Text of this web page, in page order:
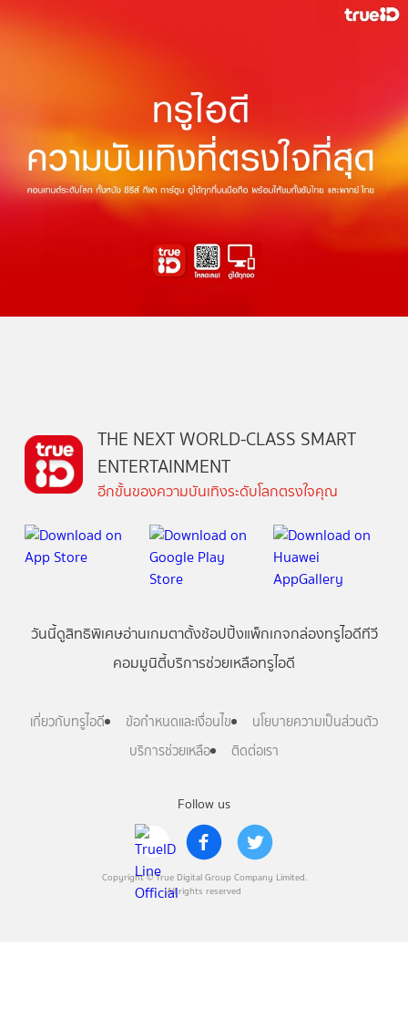
Follow us
Copyright © True Digital Group Company Limited.
All rights reserved
THE NEXT WORLD-CLASS SMART
ENTERTAINMENT
อีกขั้นของความบันเทิงระดับโลกตรงใจคุณ
วันนี้ดูสิทธิพิเศษอ่านเกมตาตั้งช้อปปิ้งแพ็กเกจกล่องทรูไอดีทีวี
คอมมูนิตี้บริการช่วยเหลือทรูไอดี
เกี่ยวกับทรูไอดี ข้อกำหนดและเงื่อนไข
นโยบายความเป็นส่วนตัว
บริการช่วยเหลือ
ติดต่อเรา